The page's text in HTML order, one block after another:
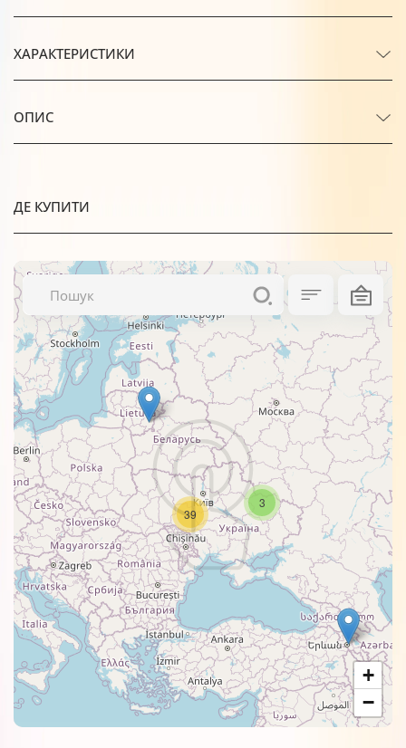
ХАРАКТЕРИСТИКИ
ОПИС
ДЕ КУПИТИ
3
39
+
−